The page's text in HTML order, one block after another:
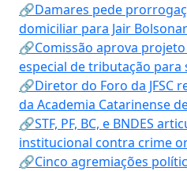
🔗Damares pede
domiciliar para Jair
🔗Comissão aprova
especial de tributação
🔗Diretor do Foro da JFSC
da Academia Catarinense
🔗STF, PF, BC, e BNDES
institucional contra crime
🔗Cinco agremiações